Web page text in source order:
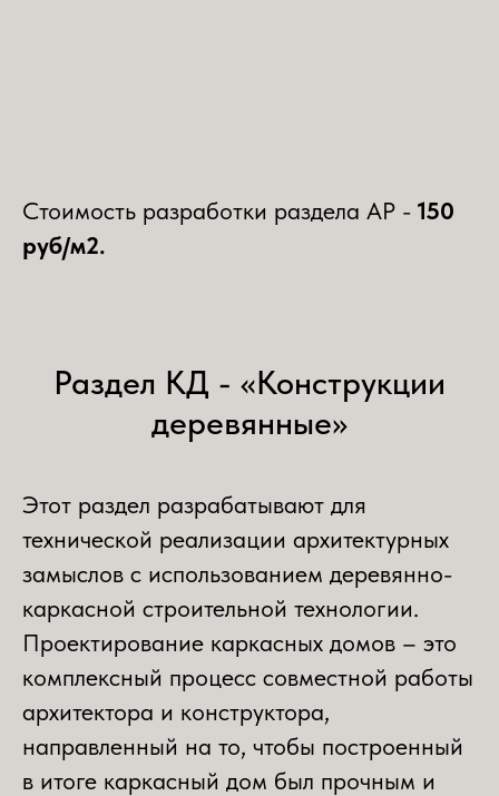
Стоимость разработки раздела АР - 150
руб/м2.
Раздел КД - «Конструкции
деревянные»
Этот раздел разрабатывают для
технической реализации архитектурных
замыслов с использованием деревянно-
каркасной строительной технологии.
Проектирование каркасных домов – это
комплексный процесс совместной работы
архитектора и конструктора,
направленный на то, чтобы построенный
в итоге каркасный дом был прочным и